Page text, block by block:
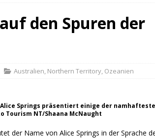
den Spuren der
Australien, Northern Territory, Ozeanien
Alice Springs präsentiert einige der
Tourism NT/Shaana McNaught
der Name von Alice Springs in der Sprache